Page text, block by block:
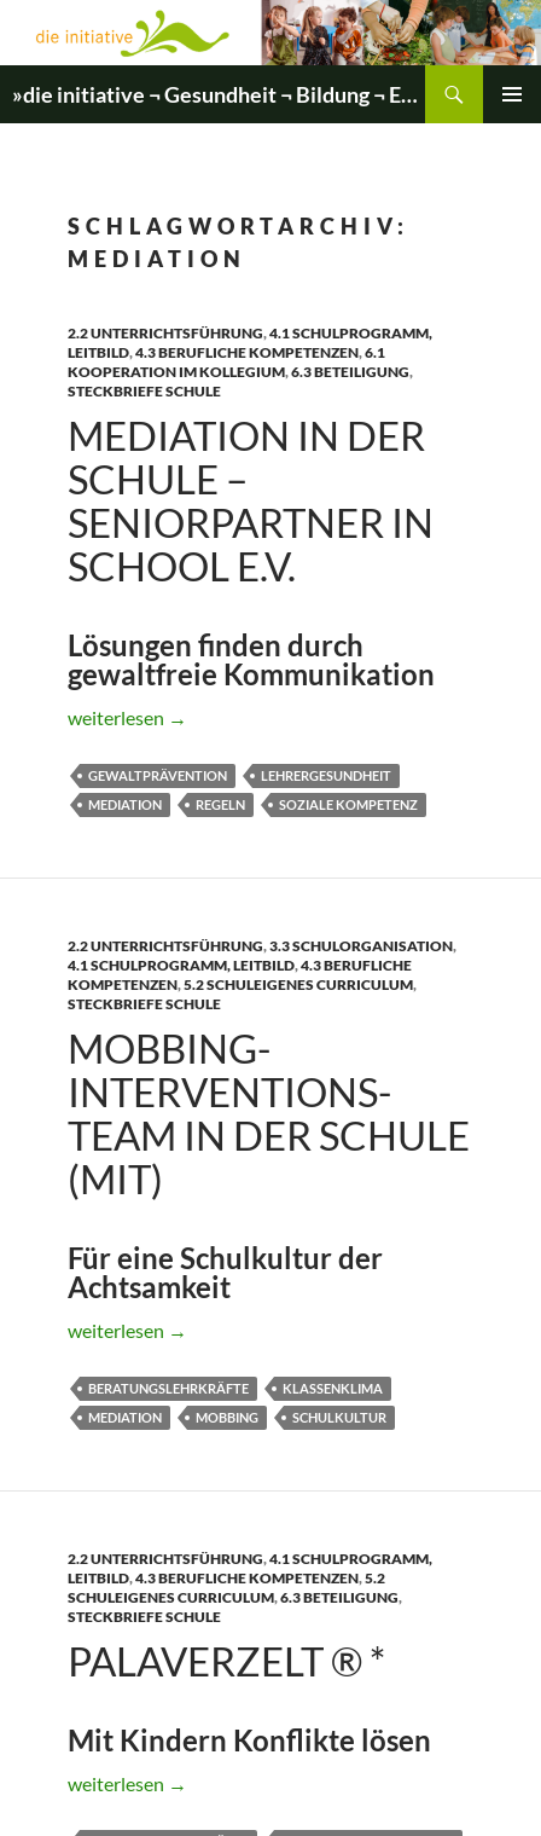
Inhalt
springen
»die initiative ¬ Gesundheit ¬ Bildung ¬ Entwicklung«
SCHLAGWORTARCHIV:
MEDIATION
2.2 UNTERRICHTSFÜHRUNG,4.1 SCHULPROGRAMM,
LEITBILD,4.3 BERUFLICHE KOMPETENZEN,6.1
KOOPERATION IM KOLLEGIUM,6.3 BETEILIGUNG,
STECKBRIEFE SCHULE
MEDIATION IN DER
SCHULE –
SENIORPARTNER IN
SCHOOL E.V.
Lösungen finden durch
gewaltfreie Kommunikation
Mediation in der Schule – Seniorpartner in School e.V.
weiterlesen →
GEWALTPRÄVENTION
LEHRERGESUNDHEIT
MEDIATION
REGELN SOZIALE KOMPETENZ
2.2 UNTERRICHTSFÜHRUNG,3.3 SCHULORGANISATION,
4.1 SCHULPROGRAMM, LEITBILD,4.3 BERUFLICHE
KOMPETENZEN,5.2 SCHULEIGENES CURRICULUM,
STECKBRIEFE SCHULE
MOBBING-
INTERVENTIONS-
TEAM IN DER SCHULE
(MIT)
Für eine Schulkultur der
Achtsamkeit
Mobbing-Interventions-Team in der Schule (MIT)
weiterlesen →
BERATUNGSLEHRKRÄFTE
KLASSENKLIMA
MEDIATION
MOBBING SCHULKULTUR
2.2 UNTERRICHTSFÜHRUNG,4.1 SCHULPROGRAMM,
LEITBILD,4.3 BERUFLICHE KOMPETENZEN,5.2
SCHULEIGENES CURRICULUM,6.3 BETEILIGUNG,
STECKBRIEFE SCHULE
PALAVERZELT ® *
Mit Kindern Konflikte lösen
Palaverzelt ® *
weiterlesen →